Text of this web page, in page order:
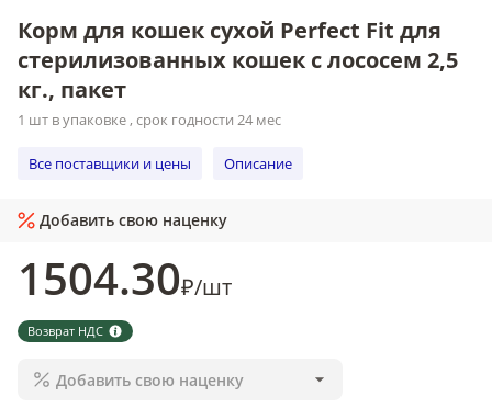
Корм для кошек сухой Perfect Fit для
стерилизованных кошек с лососем 2,5
кг., пакет
1 шт в упаковке , срок годности 24 мес
Все поставщики и цены Описание
Добавить свою наценку
1504.30₽/шт
Возврат НДС
Добавить свою наценку